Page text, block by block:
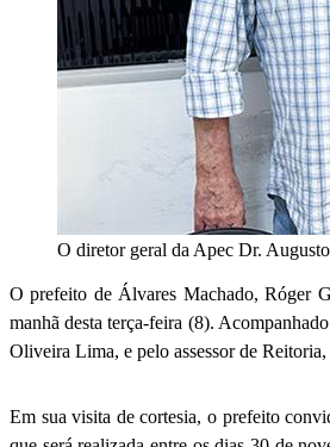
O diretor geral da Apec Dr.
O prefeito de Álvares Machado, Róger
manhã desta terça-feira (8).
Oliveira Lima, e pelo assessor de
Em sua visita de cortesia, o prefeito